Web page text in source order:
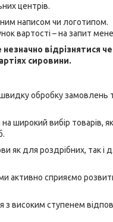
центрів.
написом чи логотипом.
вартості – на запит
відрізнятися
сировини.
обробку замовлень
широкий вибір товарів,
як для роздрібних, так і
активно сприяємо
високим ступенем